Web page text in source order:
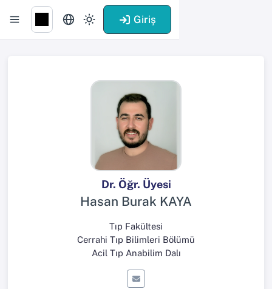
Giriş
Dr. Öğr. Üyesi
Hasan Burak KAYA
Tıp Fakültesi
Cerrahi Tıp Bilimleri Bölümü
Acil Tıp Anabilim Dalı